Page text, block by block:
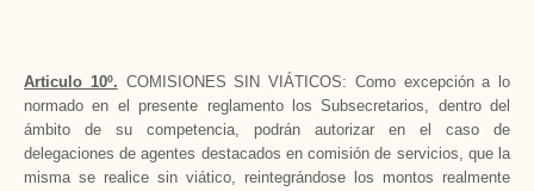
Articulo 10º. COMISIONES SIN VIÁTICOS: Como excepción a lo
normado en el presente reglamento los Subsecretarios, dentro del
ámbito de su competencia, podrán autorizar en el caso de
delegaciones de agentes destacados en comisión de servicios, que la
misma se realice sin viático, reintegrándose los montos realmente